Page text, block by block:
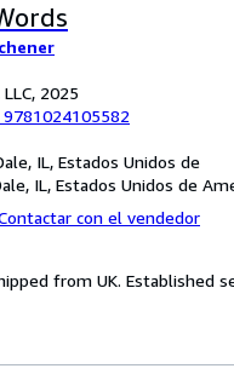
2025
9781024105582
IL, Estados Unidos de
IL, Estados Unidos de
con el vendedor
from UK. Established